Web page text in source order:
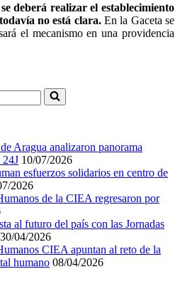
deberá realizar el establecimiento
no está clara.En la Gaceta se
el mecanismo en una providencia
Aragua analizaron panorama
24J 10/07/2026
esfuerzos solidarios en centro de
2026
de la CIEA regresaron por
al futuro del país con las Jornadas
30/04/2026
CIEA apuntan al reto de la
humano 08/04/2026